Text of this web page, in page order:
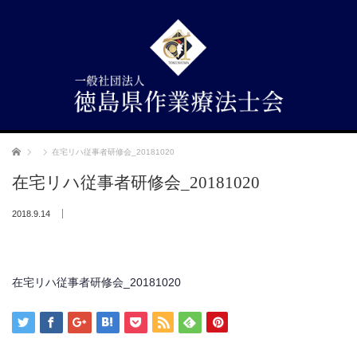
ホーム 在宅リハ従事者研修会_20181020
在宅リハ従事者研修会_20181020
2018.9.14
在宅リハ従事者研修会_20181020